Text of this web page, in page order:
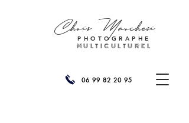
PHOTOGRAPHE
MULTICULTUREL
ChrisMarchesi
06 99 82 20 95